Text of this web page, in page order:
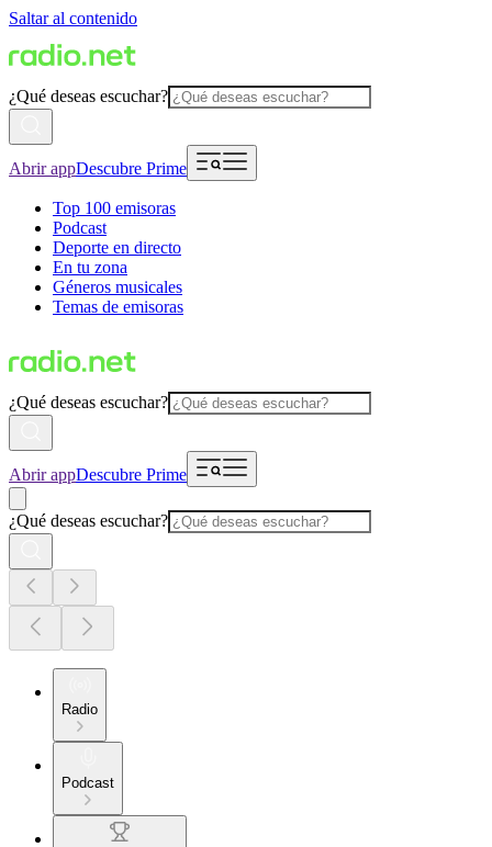
Saltar al contenido
¿Qué deseas escuchar?
Abrir appDescubre Prime
Top 100 emisoras
Podcast
Deporte en directo
En tu zona
Géneros musicales
Temas de emisoras
¿Qué deseas escuchar?
Abrir appDescubre Prime
¿Qué deseas escuchar?
Radio
Podcast